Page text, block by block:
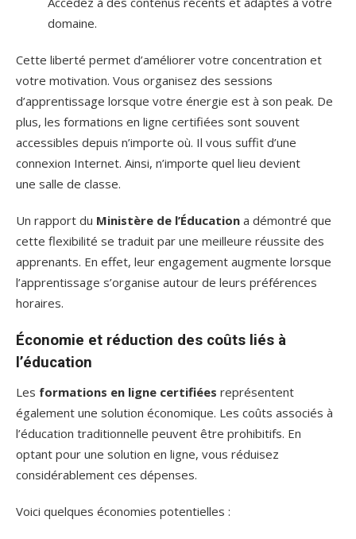
domaine.
Cette liberté permet d’améliorer votre concentration et
votre motivation. Vous organisez des sessions
d’apprentissage lorsque votre énergie est à son peak. De
plus, les formations en ligne certifiées sont souvent
accessibles depuis n’importe où. Il vous suffit d’une
connexion Internet. Ainsi, n’importe quel lieu devient
une salle de classe.
Un rapport du Ministère de l’Éducation a démontré que
cette flexibilité se traduit par une meilleure réussite des
apprenants. En effet, leur engagement augmente lorsque
l’apprentissage s’organise autour de leurs préférences
horaires.
Économie et réduction des coûts liés à
l’éducation
Les formations en ligne certifiées représentent
également une solution économique. Les coûts associés à
l’éducation traditionnelle peuvent être prohibitifs. En
optant pour une solution en ligne, vous réduisez
considérablement ces dépenses.
Voici quelques économies potentielles :